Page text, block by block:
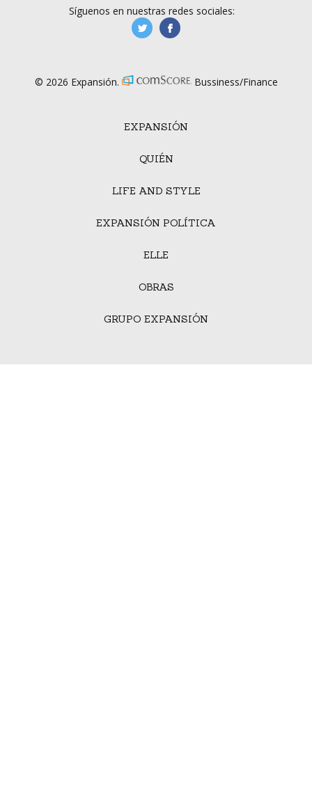
EXPANSIÓN
QUIÉN
LIFE AND STYLE
EXPANSIÓN POLÍTICA
ELLE
OBRAS
GRUPO EXPANSIÓN
Síguenos en nuestras redes sociales:
manufacturaGE
© 2026 Expansión. Bussiness/Finance